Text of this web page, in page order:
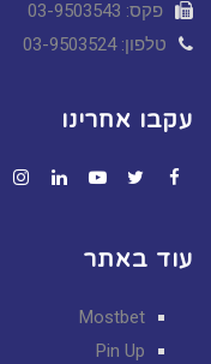
פקס: 03-9503543
טלפון: 03-9503524
עקבו אחרינו
עוד באתר
Mostbet
Pin Up